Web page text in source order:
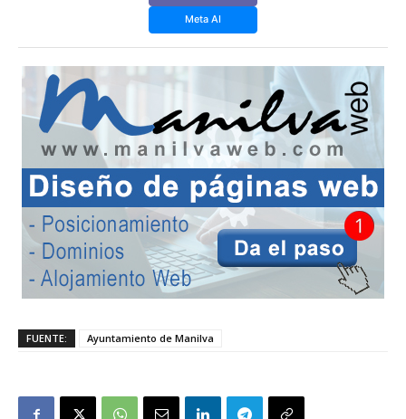
Meta AI
FUENTE: Ayuntamiento de Manilva